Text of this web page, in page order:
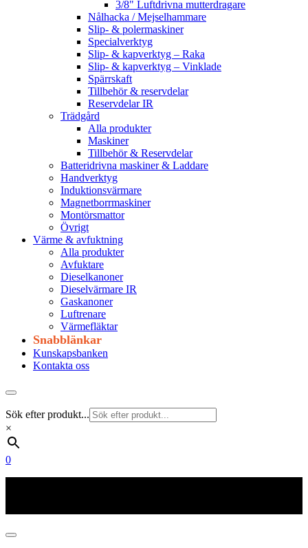
3/8" Luftdrivna mutterdragare
Nålhacka / Mejselhammare
Slip- & polermaskiner
Specialverktyg
Slip- & kapverktyg – Raka
Slip- & kapverktyg – Vinklade
Spärrskaft
Tillbehör & reservdelar
Reservdelar IR
Trädgård
Alla produkter
Maskiner
Tillbehör & Reservdelar
Batteridrivna maskiner & Laddare
Handverktyg
Induktionsvärmare
Magnetborrmaskiner
Montörsmattor
Övrigt
Värme & avfuktning
Alla produkter
Avfuktare
Dieselkanoner
Dieselvärmare IR
Gaskanoner
Luftrenare
Värmefläktar
Snabblänkar
Kunskapsbanken
Kontakta oss
Sök efter produkt...
×
0